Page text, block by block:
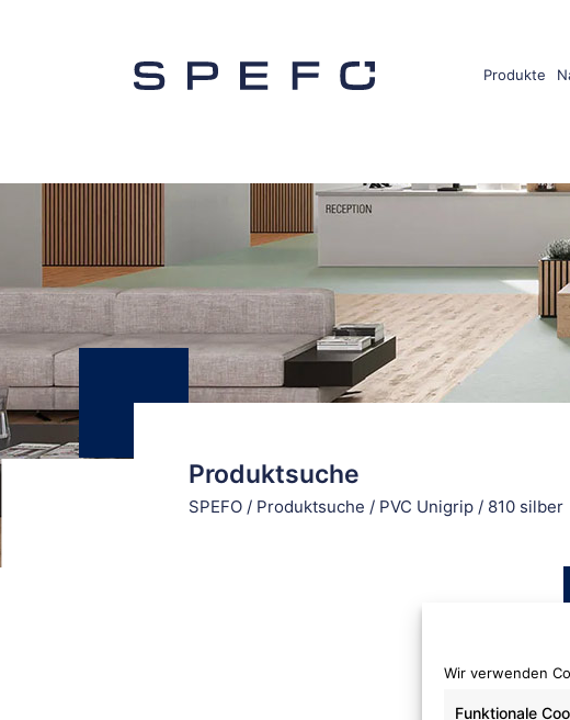
Wir verwenden
Funktionale
Produkte
Produktsuche
SPEFO / Produktsuche / PVC Unigrip / 810 silber